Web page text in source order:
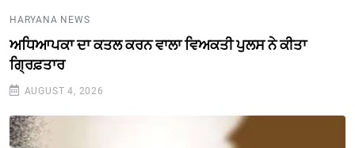
HARYANA NEWS
ਅਧਿਆਪਕਾ ਦਾ ਕਤਲ ਕਰਨ ਵਾਲਾ ਵਿਅਕਤੀ ਪੁਲਸ ਨੇ ਕੀਤਾ
ਗ੍ਰਿਫ਼ਤਾਰ
AUGUST 4, 2026